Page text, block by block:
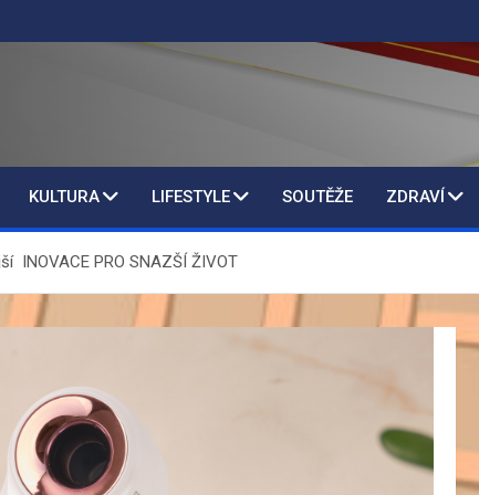
KULTURA LIFESTYLE SOUTĚŽE ZDRAVÍ
INOVACE PRO SNAZŠÍ ŽIVOT